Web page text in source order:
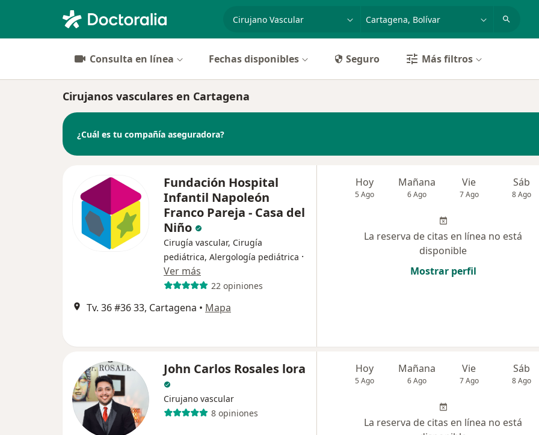
Consulta en línea Fechas disponibles Seguro Más filtros
Cirujanos vasculares en Cartagena
¿Cuál es tu compañía aseguradora?
Fundación Hospital
Infantil Napoleón
Franco Pareja - Casa del
Niño
Cirugía vascular, Cirugía
pediátrica, Alergología pediátrica ·
Ver más
22 opiniones
Tv. 36 #36 33, Cartagena • Mapa
Hoy
5 Ago
Mañana
6 Ago
Vie
7 Ago
Sáb
8 Ago
La reserva de citas en línea no está
disponible
Mostrar perfil
John Carlos Rosales lora
Cirujano vascular
8 opiniones
Hoy
5 Ago
Mañana
6 Ago
Vie
7 Ago
Sáb
8 Ago
La reserva de citas en línea no está